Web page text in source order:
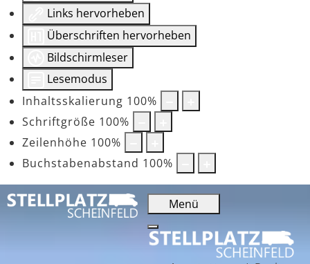
Links hervorheben
Überschriften hervorheben
Bildschirmleser
Lesemodus
Inhaltsskalierung 100%
Schriftgröße 100%
Zeilenhöhe 100%
Buchstabenabstand 100%
Menü